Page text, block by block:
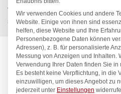
Wassertechnik
Wellnes
spa Kneipp’sche Garnitur 1/2″ Ø
Wir verwenden Cookies und andere
Website. Einige von ihnen sind
helfen, diese Website und Ihre
Personenbezogene Daten können
Adressen), z. B. für personalisierte
Messung von Anzeigen und Inhalten.
Verwendung Ihrer Daten finden Sie in
Es besteht keine Verpflichtung, in die
einzuwilligen, um dieses Angebot zu
jederzeit unter Einstellungen